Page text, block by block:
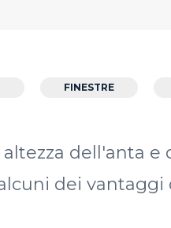
FINESTRE
altezza dell'anta
dei